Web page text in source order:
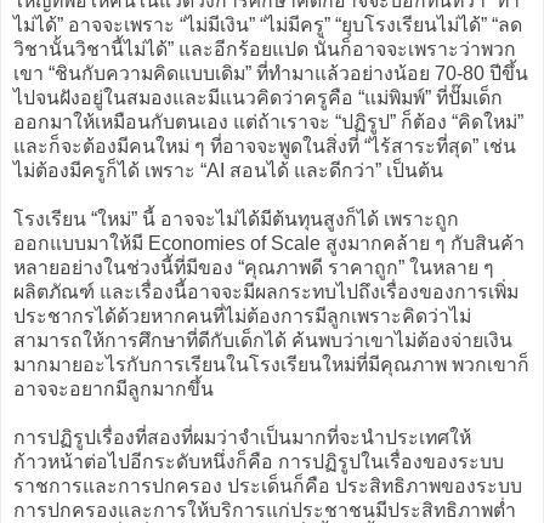
ไม่ได้” อาจจะเพราะ “ไม่มีเงิน” “ไม่มีครู” “ยุบโรงเรียนไม่ได้” “ลด
วิชานั้นวิชานี้ไม่ได้” และอีกร้อยแปด นั่นก็อาจจะเพราะว่าพวก
เขา “ชินกับความคิดแบบเดิม” ที่ทำมาแล้วอย่างน้อย 70-80 ปีขึ้น
ไปจนฝังอยู่ในสมองและมีแนวคิดว่าครูคือ “แม่พิมพ์” ที่ปั๊มเด็ก
ออกมาให้เหมือนกับตนเอง แต่ถ้าเราจะ “ปฏิรูป” ก็ต้อง “คิดใหม่”
และก็จะต้องมีคนใหม่ ๆ ที่อาจจะพูดในสิ่งที่ “ไร้สาระที่สุด” เช่น
ไม่ต้องมีครูก็ได้ เพราะ “AI สอนได้ และดีกว่า” เป็นต้น
โรงเรียน “ใหม่” นี้ อาจจะไม่ได้มีต้นทุนสูงก็ได้ เพราะถูก
ออกแบบมาให้มี Economies of Scale สูงมากคล้าย ๆ กับสินค้า
หลายอย่างในช่วงนี้ที่มีของ “คุณภาพดี ราคาถูก” ในหลาย ๆ
ผลิตภัณฑ์ และเรื่องนี้อาจจะมีผลกระทบไปถึงเรื่องของการเพิ่ม
ประชากรได้ด้วยหากคนที่ไม่ต้องการมีลูกเพราะคิดว่าไม่
สามารถให้การศึกษาที่ดีกับเด็กได้ ค้นพบว่าเขาไม่ต้องจ่ายเงิน
มากมายอะไรกับการเรียนในโรงเรียนใหม่ที่มีคุณภาพ พวกเขาก็
อาจจะอยากมีลูกมากขึ้น
การปฏิรูปเรื่องที่สองที่ผมว่าจำเป็นมากที่จะนำประเทศให้
ก้าวหน้าต่อไปอีกระดับหนึ่งก็คือ การปฏิรูปในเรื่องของระบบ
ราชการและการปกครอง ประเด็นก็คือ ประสิทธิภาพของระบบ
การปกครองและการให้บริการแก่ประชาชนมีประสิทธิภาพต่ำ